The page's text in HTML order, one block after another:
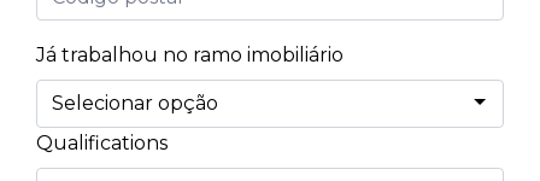
Já trabalhou no ramo imobiliário
Qualifications